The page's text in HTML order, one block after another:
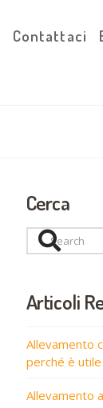
Contattaci
Cerca
Search
Articoli
Allevamento
perché è
Allevamento